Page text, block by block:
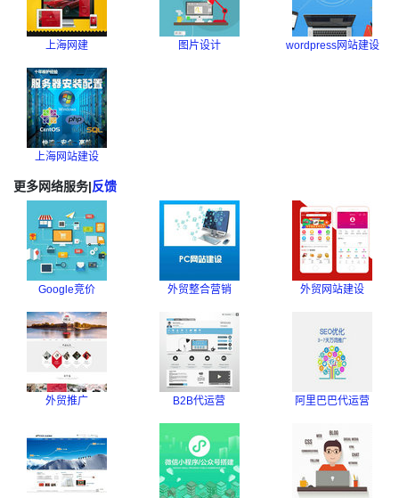
上海网建 图片设计 wordpress网站建设
上海网站建设
更多网络服务|反馈
Google竞价 外贸整合营销 外贸网站建设
外贸推广 B2B代运营 阿里巴巴代运营